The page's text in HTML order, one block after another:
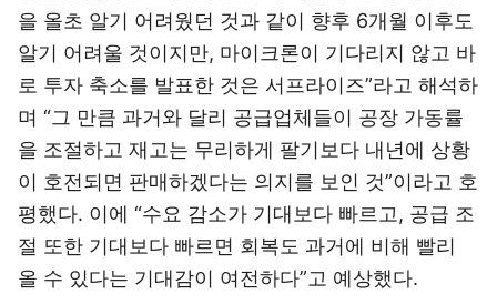
을 올초 알기 어려웠던 것과 같이 향후 6개월 이후도
알기 어려울 것이지만, 마이크론이 기다리지 않고 바
로 투자 축소를 발표한 것은 서프라이즈”라고 해석하
며 “그 만큼 과거와 달리 공급업체들이 공장 가동률
을 조절하고 재고는 무리하게 팔기보다 내년에 상황
이 호전되면 판매하겠다는 의지를 보인 것”이라고 호
평했다. 이에 “수요 감소가 기대보다 빠르고, 공급 조
절 또한 기대보다 빠르면 회복도 과거에 비해 빨리
올 수 있다는 기대감이 여전하다”고 예상했다.